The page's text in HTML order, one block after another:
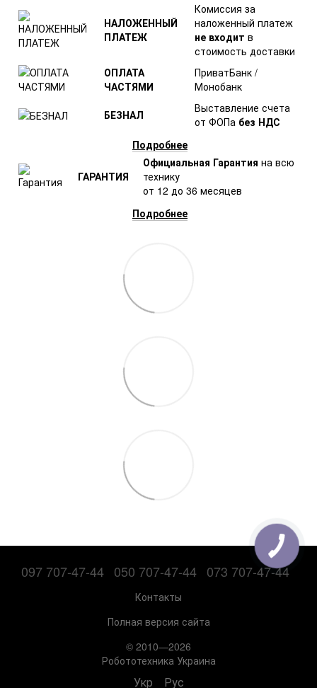
НАЛОЖЕННЫЙ
ПЛАТЕЖ
Комиссия за
наложенный платеж
не входит в
стоимость доставки
ОПЛАТА
ЧАСТЯМИ
ПриватБанк /
Монобанк
БЕЗНАЛ
Выставление счета
от ФОПа без НДС
Подробнее
ГАРАНТИЯ
Официальная Гарантия на всю
технику
от 12 до 36 месяцев
Подробнее
097 707-47-44 050 707-47-44 073 707-47-44
Контакты
Полная версия сайта
© 2010—2026
Робототехника Украина
Укр Рус